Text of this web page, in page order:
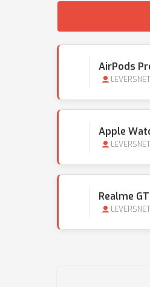
AirPods
LEVERSNET
Apple
LEVERSNET
Realme
LEVERSNET